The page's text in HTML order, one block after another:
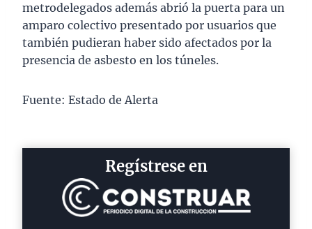
metrodelegados además abrió la puerta para un
amparo colectivo presentado por usuarios que
también pudieran haber sido afectados por la
presencia de asbesto en los túneles.
Fuente: Estado de Alerta
Regístrese en